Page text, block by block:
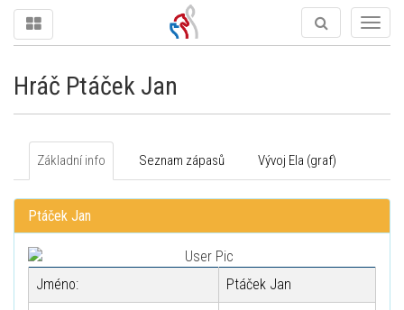
Hráč Ptáček Jan
Základní info Seznam zápasů Vývoj Ela (graf)
Ptáček Jan
Jméno: Ptáček Jan